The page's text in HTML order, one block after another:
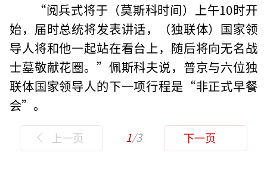
“阅兵式将于（莫斯科时间）上午10时开
始，届时总统将发表讲话，（独联体）国家领
导人将和他一起站在看台上，随后将向无名战
士墓敬献花圈。”佩斯科夫说，普京与六位独
联体国家领导人的下一项行程是“非正式早餐
会”。
上一页 1/3 下一页